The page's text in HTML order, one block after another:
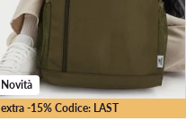
extra -15% Codice: LAST
Novità